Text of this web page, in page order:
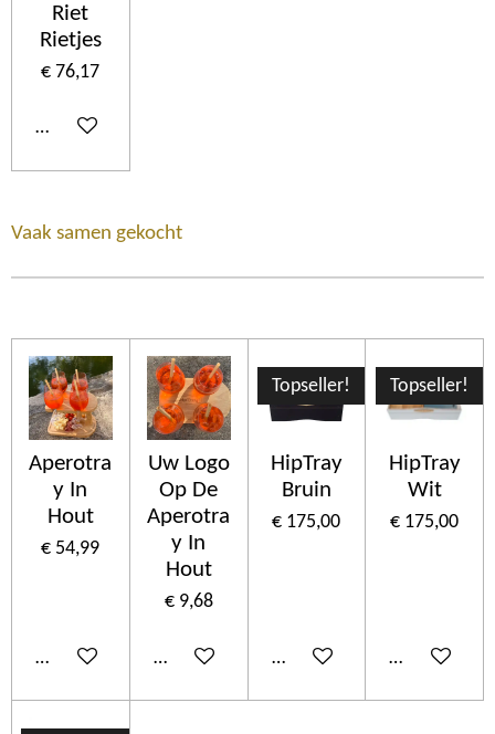
Riet
Rietjes
€ 76,17
In winkelwagen
Vaak samen gekocht
Aperotra
y In
Hout
€ 54,99
In winkelwagen
Uw Logo
Op De
Aperotra
y In
Hout
€ 9,68
In winkelwagen
Topseller!
HipTray
Bruin
€ 175,00
In winkelwagen
Topseller!
HipTray
Wit
€ 175,00
In